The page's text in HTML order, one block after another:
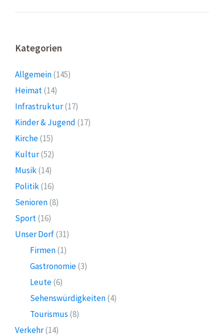
Kategorien
Allgemein(145)
Heimat(14)
Infrastruktur(17)
Kinder & Jugend (17)
Kirche(15)
Kultur(52)
Musik(14)
Politik(16)
Senioren(8)
Sport(16)
Unser Dorf(31)
Firmen(1)
Gastronomie(3)
Leute(6)
Sehenswürdigkeiten(4)
Tourismus (8)
Verkehr(14)